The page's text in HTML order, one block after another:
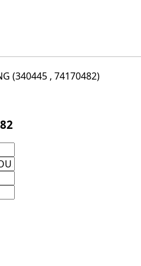
(340445 , 74170482)